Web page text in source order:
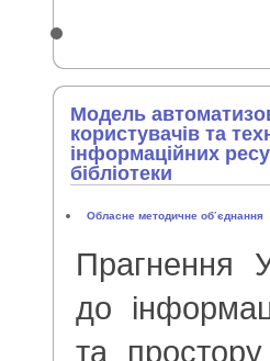
Модель
користувачів та
інформаційних
бібліотеки
Обласне методичне об’єднання
Прагнення
до
та